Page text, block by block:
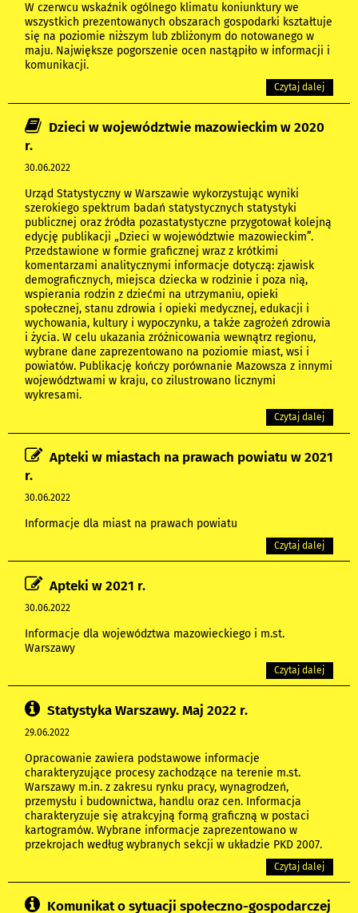
W czerwcu wskaźnik ogólnego klimatu koniunktury we
wszystkich prezentowanych obszarach gospodarki kształtuje
się na poziomie niższym lub zbliżonym do notowanego w
maju. Największe pogorszenie ocen nastąpiło w informacji i
komunikacji.
Czytaj dalej
Dzieci w województwie mazowieckim w 2020
r.
30.06.2022
Urząd Statystyczny w Warszawie wykorzystując wyniki
szerokiego spektrum badań statystycznych statystyki
publicznej oraz źródła pozastatystyczne przygotował kolejną
edycję publikacji „Dzieci w województwie mazowieckim”.
Przedstawione w formie graficznej wraz z krótkimi
komentarzami analitycznymi informacje dotyczą: zjawisk
demograficznych, miejsca dziecka w rodzinie i poza nią,
wspierania rodzin z dziećmi na utrzymaniu, opieki
społecznej, stanu zdrowia i opieki medycznej, edukacji i
wychowania, kultury i wypoczynku, a także zagrożeń zdrowia
i życia. W celu ukazania zróżnicowania wewnątrz regionu,
wybrane dane zaprezentowano na poziomie miast, wsi i
powiatów. Publikację kończy porównanie Mazowsza z innymi
województwami w kraju, co zilustrowano licznymi
wykresami.
Czytaj dalej
Apteki w miastach na prawach powiatu w 2021
r.
30.06.2022
Informacje dla miast na prawach powiatu
Czytaj dalej
Apteki w 2021 r.
30.06.2022
Informacje dla województwa mazowieckiego i m.st.
Warszawy
Czytaj dalej
Statystyka Warszawy. Maj 2022 r.
29.06.2022
Opracowanie zawiera podstawowe informacje
charakteryzujące procesy zachodzące na terenie m.st.
Warszawy m.in. z zakresu rynku pracy, wynagrodzeń,
przemysłu i budownictwa, handlu oraz cen. Informacja
charakteryzuje się atrakcyjną formą graficzną w postaci
kartogramów. Wybrane informacje zaprezentowano w
przekrojach według wybranych sekcji w układzie PKD 2007.
Czytaj dalej
Komunikat o sytuacji społeczno-gospodarczej